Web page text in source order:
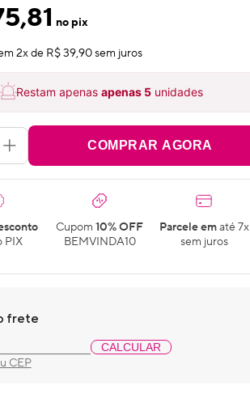
no pix
2x de R$ 39,90sem juros
Restam apenas apenas 5 unidades
COMPRAR AGORA
PIX
Cupom10% OFF
BEMVINDA10
Parcele ematé 7x
sem juros
frete
CALCULAR
CEP